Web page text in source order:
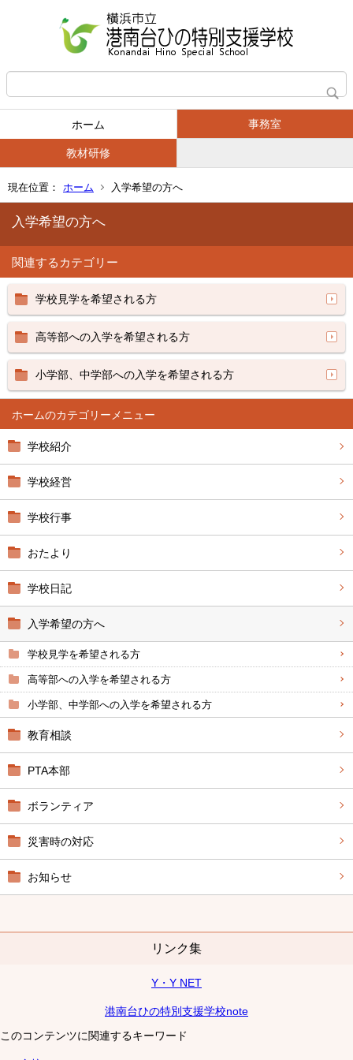
ホーム 事務室
教材研修
現在位置： ホーム 入学希望の方へ
ホーム
学校紹介
学校経営
学校行事
おたより
学校日記
入学希望の方へ
学校見学を希望される方
高等部への入学を希望される方
小学部、中学部への入学を希望される方
教育相談
PTA本部
ボランティア
災害時の対応
お知らせ
リンク集
Y・Y NET
港南台ひの特別支援学校note
このコンテンツに関連するキーワード
入学希望の方へ
関連するカテゴリー
学校見学を希望される方
高等部への入学を希望される方
小学部、中学部への入学を希望される方